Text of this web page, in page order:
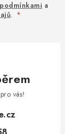
a
.
vás!